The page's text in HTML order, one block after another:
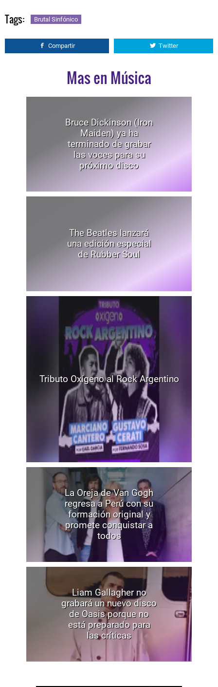
Tags: Brutal Sinfónico
Compartir Twitter
Mas en Música
Bruce Dickinson (Iron
Maiden) ya ha
terminado de grabar
las voces para su
próximo disco
The Beatles lanzará
una edición especial
de Rubber Soul
Tributo Oxígeno al Rock Argentino
La Oreja de Van Gogh
regresa a Perú con su
formación original y
promete conquistar a
todos
Liam Gallagher no
grabará un nuevo disco
de Oasis porque no
está preparado para
las críticas